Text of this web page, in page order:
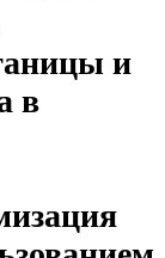
и
в